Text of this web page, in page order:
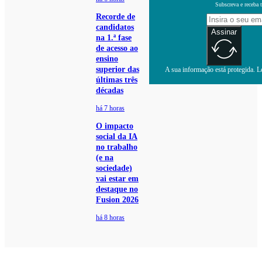
Recorde de
candidatos
na 1.ª fase
de acesso ao
ensino
superior das
últimas três
décadas
há 7 horas
O impacto
social da IA
no trabalho
(e na
sociedade)
vai estar em
destaque no
Fusion 2026
há 8 horas
Subscreva e receba
Assinar
A sua informação está protegida.